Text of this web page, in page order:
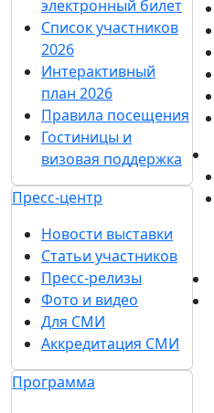
электронный билет
Список участников
2026
Интерактивный
план 2026
Правила посещения
Гостиницы и
визовая поддержка
Пресс-центр
Новости выставки
Статьи участников
Пресс-релизы
Фото и видео
Для СМИ
Аккредитация СМИ
Программа